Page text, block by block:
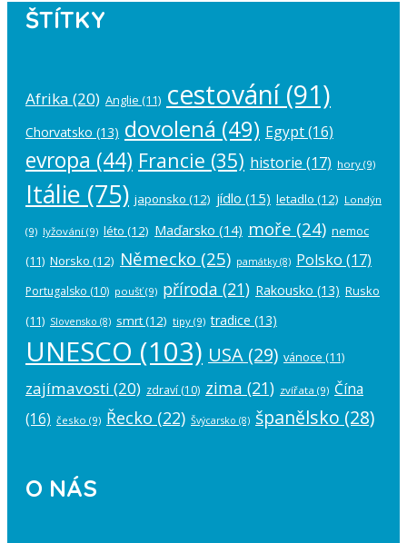
ŠTÍTKY
Afrika (20) Anglie (11) cestování(91)
Chorvatsko (13) dovolená (49) Egypt(16)
evropa (44) Francie (35) historie (17) hory (9)
Itálie (75) japonsko (12) jídlo (15) letadlo (12) Londýn
(9) lyžování (9) léto (12) Maďarsko (14) moře (24) nemoc
(11) Norsko (12) Německo (25) památky(8) Polsko (17)
Portugalsko (10) poušť(9) příroda (21) Rakousko (13) Rusko
(11) Slovensko (8) smrt(12) tipy (9) tradice (13)
UNESCO (103) USA (29) vánoce (11)
zajímavosti (20) zdraví (10) zima (21) zvířata (9) Čína
(16) česko (9) Řecko (22) Švýcarsko (8) španělsko (28)
O NÁS